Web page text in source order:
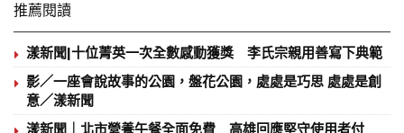
推薦閱讀
漾新聞|十位菁英一次全數感動獲獎 李氏宗親用善寫下典範
影／一座會說故事的公園，盤花公園，處處是巧思 處處是創
意／漾新聞
漾新聞｜北市營養午餐全面免費 高雄回應堅守使用者付